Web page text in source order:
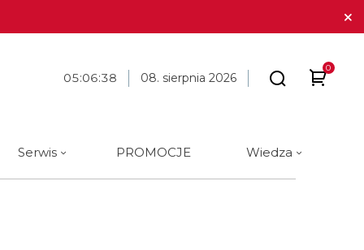
05:06:39 08. sierpnia 2026
0
Serwis PROMOCJE Wiedza